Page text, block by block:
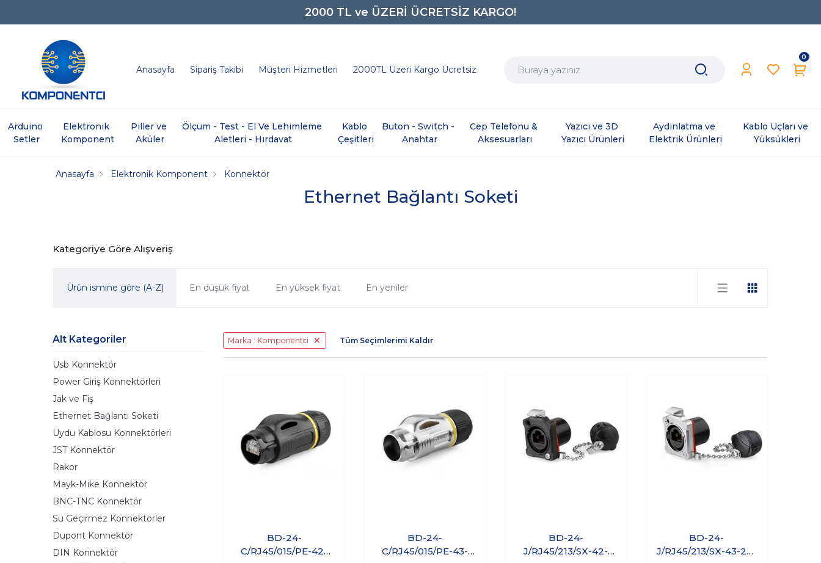
0850 242 0734
Anasayfa Sipariş Takibi Müşteri Hizmetleri 2000TL Üzeri Kargo Ücretsiz
0
Arduino
Setler
Elektronik
Komponent
Piller ve
Aküler
Ölçüm - Test - El Ve Lehimleme
Aletleri - Hırdavat
Kablo
Çeşitleri
Buton - Switch -
Anahtar
Cep Telefonu &
Aksesuarları
Yazıcı ve 3D
Yazıcı Ürünleri
Aydınlatma ve
Elektrik Ürünleri
Kablo Uçları ve
Yüksükleri
Ethernet Bağlantı Soketi
Anasayfa Elektronik Komponent Konnektör
Kategoriye Göre Alışveriş
Ürün ismine göre (A-Z) En düşük fiyat En yüksek fiyat En yeniler
Alt Kategoriler
Usb Konnektör
Power Giriş Konnektörleri
Jak ve Fiş
Ethernet Bağlantı Soketi
Uydu Kablosu Konnektörleri
JST Konnektör
Rakor
Mayk-Mike Konnektör
BNC-TNC Konnektör
Su Geçirmez Konnektörler
Dupont Konnektör
DIN Konnektör
Marka : Komponentci Tüm Seçimlerimi Kaldır
BD-24-
C/RJ45/015/PE-42-
BD-24-
C/RJ45/015/PE-43-
BD-24-
J/RJ45/213/SX-42-
BD-24-
J/RJ45/213/SX-43-201